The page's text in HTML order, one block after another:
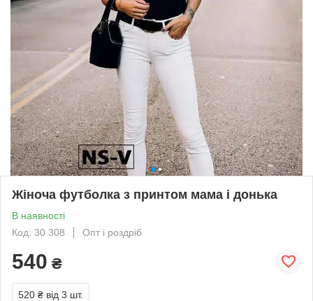
Жіноча футболка з принтом мама і донька
В наявності
Код: 30 308
Опт і роздріб
540 ₴
520 ₴ від 3 шт.